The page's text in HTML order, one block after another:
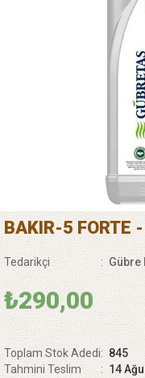
BAKIR-5 FORTE
Tedarikçi : Gübre
₺290,00
Toplam Stok Adedi: 845
Tahmini Teslim
: 14